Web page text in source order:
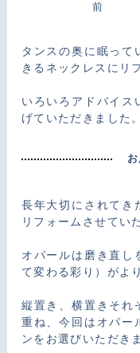
前
タンスの奥に眠って
きるネックレスにリ
いろいろアドバイス
げていただきました。
長年大切にされてき
リフォームさせてい
オパールは磨き直し
て変わる彩り）がよ
縦置き、横置きそれ
重ね、今回はオパー
ンをお選びいただき